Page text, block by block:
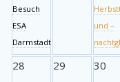
Besuch
ESA
Darmstadt
und –
28 29 30